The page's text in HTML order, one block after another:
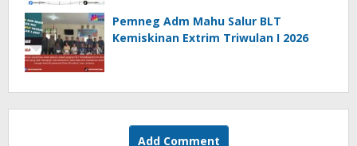
Pemneg Adm Mahu Salur BLT
Kemiskinan Extrim Triwulan I 2026
Add Comment